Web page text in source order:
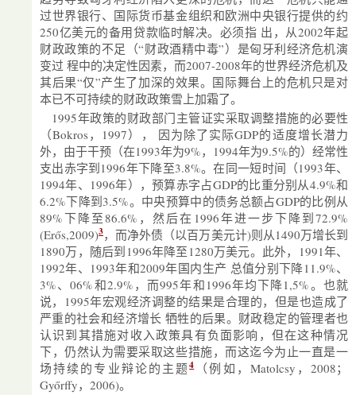
过世界银行、国际货币基金组织和欧洲中央银行提供的约
250亿美元的备用贷款临时解决。必须指 出，从2002年起
财政政策的不足（“财政酒精中毒”）是匈牙利经济危机演
变过 程中的决定性因素，而2007-2008年的世界经济危机及
其后果“仅”产生了加深的效果。国际舞台上的危机只是对
本已不可持续的财政政策雪上加霜了。
1995年政策的财政部门主管证实采取调整措施的必要性
（Bokros，1997）， 因为除了实际GDP的适度增长潜力
外，由于干预（在1993年为9%，1994年为9.5%的）经常性
支出赤字到1996年下降至3.8%。在同一短时间（1993年、
1994年、1996年），预算赤字占GDP的比重分别从4.9%和
6.2%下降到3.5%。中央预算中的债务总额占GDP的比例从
89%下降至86.6%，然后在1996年进一步下降到72.9%
(Erős,2009)3，而净外债（以百万美元计)则从1490万增长到
1890万，随后到1996年降至1280万美元。此外，1991年、
1992年、1993年和2009年国内生产 总值分别下降11.9%、
3%、06%和2.9%，而995年和1996年均下降1,5%。也就
说，1995年宏观经济调整的结果是合理的，但是也造成了
严重的社会和经济增长 牺牲的后果。财政稳定的管理者也
认识到其措施对收入政策具有负面影响，但在这种情况
下，仍然认为需要采取这些措施，而这迄今为止一直是一
场持续的专业辩论的主题4（例如，Matolcsy，2008；
Győrffy，2006)。